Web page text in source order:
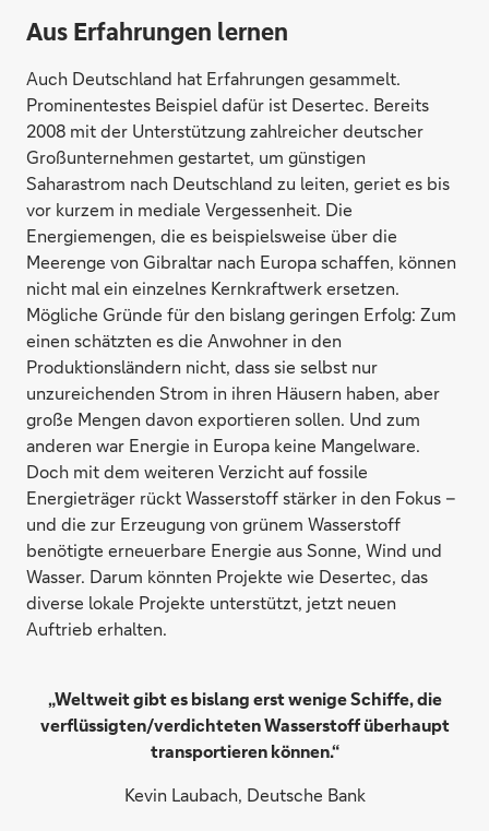
Aus Erfahrungen lernen
Auch Deutschland hat Erfahrungen gesammelt.
Prominentestes Beispiel dafür ist Desertec. Bereits
2008 mit der Unterstützung zahlreicher deutscher
Großunternehmen gestartet, um günstigen
Saharastrom nach Deutschland zu leiten, geriet es bis
vor kurzem in mediale Vergessenheit. Die
Energiemengen, die es beispielsweise über die
Meerenge von Gibraltar nach Europa schaffen, können
nicht mal ein einzelnes Kernkraftwerk ersetzen.
Mögliche Gründe für den bislang geringen Erfolg: Zum
einen schätzten es die Anwohner in den
Produktionsländern nicht, dass sie selbst nur
unzureichenden Strom in ihren Häusern haben, aber
große Mengen davon exportieren sollen. Und zum
anderen war Energie in Europa keine Mangelware.
Doch mit dem weiteren Verzicht auf fossile
Energieträger rückt Wasserstoff stärker in den Fokus –
und die zur Erzeugung von grünem Wasserstoff
benötigte erneuerbare Energie aus Sonne, Wind und
Wasser. Darum könnten Projekte wie Desertec, das
diverse lokale Projekte unterstützt, jetzt neuen
Auftrieb erhalten.
„Weltweit gibt es bislang erst wenige Schiffe, die
verflüssigten/verdichteten Wasserstoff überhaupt
transportieren können.“
Kevin Laubach, Deutsche Bank